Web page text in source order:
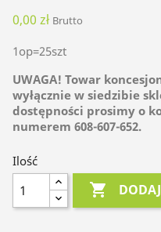
0,00 zł Brutto
1op=25szt
UWAGA! Towar
wyłącznie w siedzibie
dostępności prosimy o
numerem 608-607-652.
Ilość
